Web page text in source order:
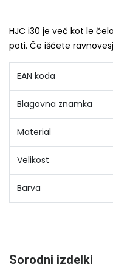
HJC i30 je več kot le
poti. Če iščete
EAN koda
Blagovna znamka
Material
Velikost
Barva
Sorodni izdelki